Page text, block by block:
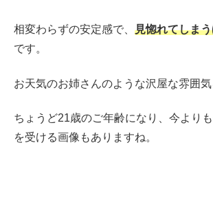
相変わらずの安定感で、 見惚れてしま
です。
お天気のお姉さんのような沢屋な雰囲気
ちょうど21歳のご年齢になり、今より
を受ける画像もありますね。